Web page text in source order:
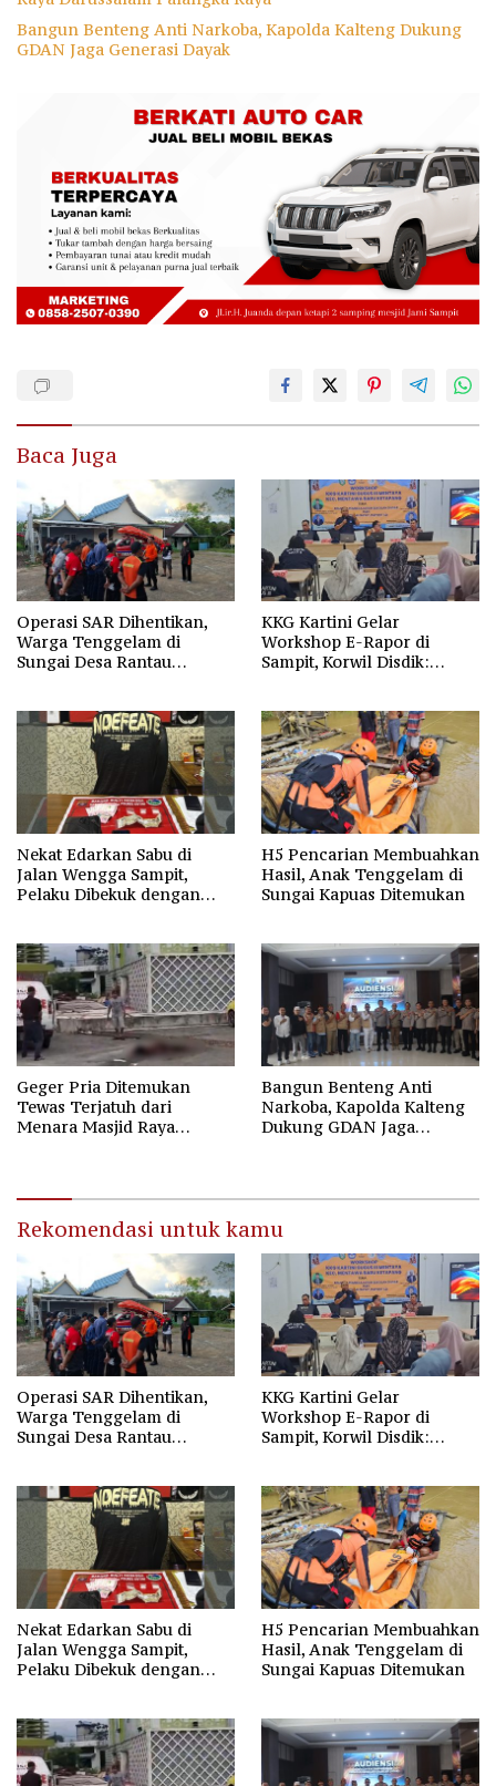
Bangun Benteng Anti Narkoba, Kapolda Kalteng Dukung
GDAN Jaga Generasi Dayak
Baca Juga
Operasi SAR Dihentikan,
Warga Tenggelam di
Sungai Desa Rantau
KKG Kartini Gelar
Workshop E-Rapor di
Sampit, Korwil Disdik:
Nekat Edarkan Sabu di
Jalan Wengga Sampit,
Pelaku Dibekuk dengan
H5 Pencarian Membuahkan
Hasil, Anak Tenggelam di
Sungai Kapuas Ditemukan
Geger Pria Ditemukan
Tewas Terjatuh dari
Menara Masjid Raya
Bangun Benteng Anti
Narkoba, Kapolda Kalteng
Dukung GDAN Jaga
Rekomendasi untuk kamu
Operasi SAR Dihentikan,
Warga Tenggelam di
Sungai Desa Rantau
KKG Kartini Gelar
Workshop E-Rapor di
Sampit, Korwil Disdik:
Nekat Edarkan Sabu di
Jalan Wengga Sampit,
Pelaku Dibekuk dengan
H5 Pencarian Membuahkan
Hasil, Anak Tenggelam di
Sungai Kapuas Ditemukan